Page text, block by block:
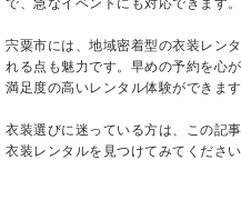
宍粟市には、地域密着型の衣装レン
れる点も魅力です。早めの予約を心
満足度の高いレンタル体験ができます
衣装選びに迷っている方は、この記
衣装レンタルを見つけてみてください